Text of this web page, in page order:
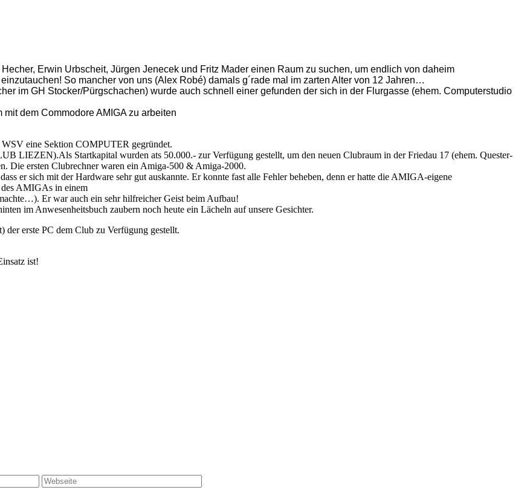
Erwin Urbscheit, Jürgen Jenecek und Fritz Mader einen Raum zu suchen, um endlich von daheim
So mancher von uns (Alex Robé) damals g´rade mal im zarten Alter von 12 Jahren…
im GH Stocker/Pürgschachen) wurde auch schnell einer gefunden der sich in der Flurgasse (ehem. Computerstudio
dem Commodore AMIGA zu arbeiten
eine Sektion COMPUTER gegründet.
Startkapital wurden ats 50.000.- zur Verfügung gestellt, um den neuen Clubraum in der Friedau 17 (ehem. Quester-
Die ersten Clubrechner waren ein Amiga-500 & Amiga-2000.
er sich mit der Hardware sehr gut auskannte. Er konnte fast alle Fehler beheben, denn er hatte die AMIGA-eigene
AMIGAs in einem
Er war auch ein sehr hilfreicher Geist beim Aufbau!
im Anwesenheitsbuch zaubern noch heute ein Lächeln auf unsere Gesichter.
erste PC dem Club zu Verfügung gestellt.
ist!